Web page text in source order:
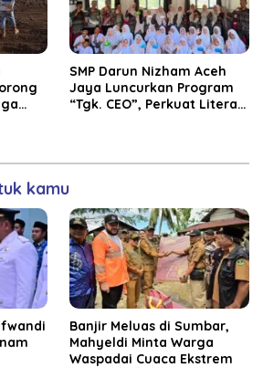
SMP Darun Nizham Aceh
Jaya Luncurkan Program
“Tgk. CEO”, Perkuat Literasi
kamu
Banjir Meluas di Sumbar,
Mahyeldi Minta Warga
Waspadai Cuaca Ekstrem